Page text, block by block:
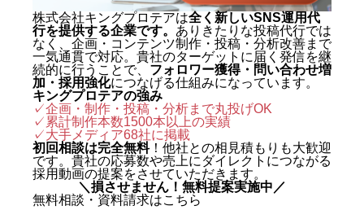
会社エグゼクティブマーケティン
グジャパン。執行役員を2年間務
め、AIO対策（AI検索最適化）を
はじめとする最先端のAIマーケテ
ィングを実戦の現場で体得した。
2024年に株式会社キングプロテア
を創業。 実績は数字で裏づけられ
ている。SNS運用代行事業では、
自社アカウントを「札幌 SNS運用
株式会社キングプロテアは全く新しいSNS運用代
行を提供する企業です。 ありきたりな投稿代行では
なく、企画・コンテンツ制作・投稿・分析改善まで
一気通貫で対応。貴社のターゲットに届く発信を継
続的に行うことで、 フォロワー獲得・問い合わせ増
加・採用強化につなげる仕組みになっています。
キングプロテアの強み
✓企画・制作・投稿・分析まで丸投げOK
✓累計制作本数1500本以上の実績
✓大手メディア68社に掲載
初回相談は完全無料！他社との相見積もりも大歓迎
です。貴社の応募数や売上にダイレクトにつながる
採用動画の提案をさせていただきます。
＼損させません！無料提案実施中／
無料相談・資料請求はこちら